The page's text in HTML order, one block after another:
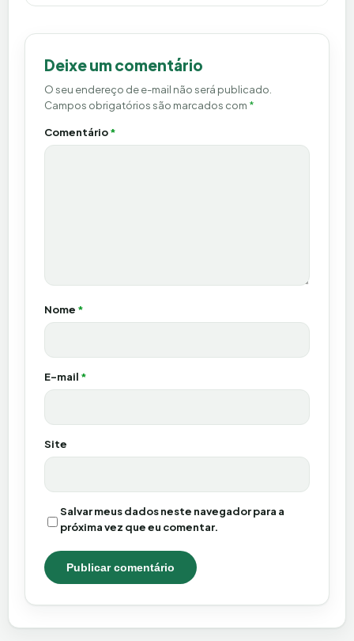
Deixe um comentário
O seu endereço de e-mail não será publicado.
Campos obrigatórios são marcados com *
Comentário*
Nome *
E-mail *
Site
Salvar meus dados neste navegador para a
próxima vez que eu comentar.